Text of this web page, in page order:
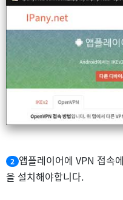
2 앱플레이어에 VPN 접
을 설치해야합니다.